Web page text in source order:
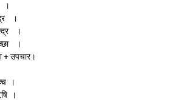
।
।
।
।
+ उपचार।
।
।